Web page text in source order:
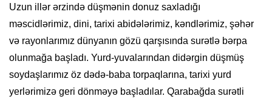
Uzun illər ərzində düşmənin donuz saxladığı
məscidlərimiz, dini, tarixi abidələrimiz, kəndlərimiz, şəhər
və rayonlarımız dünyanın gözü qarşısında surətlə bərpa
olunmağa başladı. Yurd-yuvalarından didərgin düşmüş
soydaşlarımız öz dədə-baba torpaqlarına, tarixi yurd
yerlərimizə geri dönməyə başladılar. Qarabağda surətli